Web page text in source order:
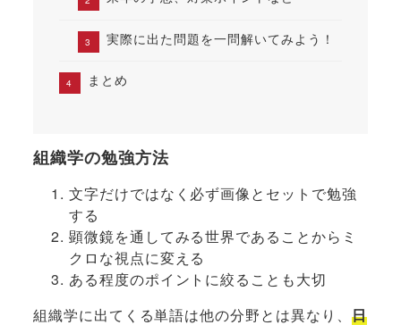
実際に出た問題を一問解いてみよう！
まとめ
組織学の勉強方法
文字だけではなく必ず画像とセットで勉強
する
顕微鏡を通してみる世界であることからミ
クロな視点に変える
ある程度のポイントに絞ることも大切
組織学に出てくる単語は他の分野とは異なり、 日